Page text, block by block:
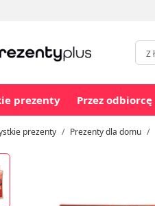
prezenty Przez odbiorcę
prezenty Prezenty dla domu